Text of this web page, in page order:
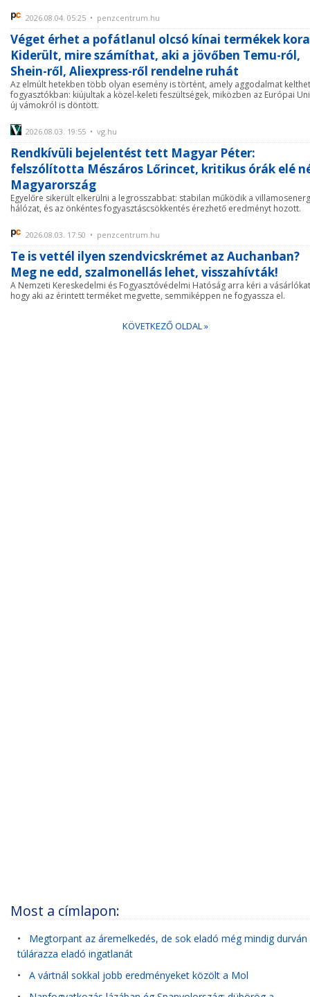
2026.08.04. 05:25 • penzcentrum.hu
Véget érhet a pofátlanul olcsó kínai termékek
Kiderült, mire számíthat, aki a jövőben Temu-ról,
Shein-ről, Aliexpress-ről rendelne ruhát
Az elmúlt hetekben több olyan esemény is történt, amely aggodalmat
fogyasztókban: kiújultak a közel-keleti feszültségek, miközben az Európai
új vámokról is döntött.
2026.08.03. 19:55 • vg.hu
Rendkívüli bejelentést tett Magyar Péter:
felszólította Mészáros Lőrincet, kritikus órák elé
Magyarország
Egyelőre sikerült elkerülni a legrosszabbat: stabilan működik a
hálózat, és az önkéntes fogyasztáscsökkentés érezhető eredményt hozott.
2026.08.03. 17:50 • penzcentrum.hu
Te is vettél ilyen szendvicskrémet az Auchanban?
Meg ne edd, szalmonellás lehet, visszahívták!
A Nemzeti Kereskedelmi és Fogyasztóvédelmi Hatóság arra kéri a
hogy aki az érintett terméket megvette, semmiképpen ne fogyassza el.
KÖVETKEZŐ OLDAL »
Most a címlapon:
• Megtorpant az áremelkedés, de sok eladó még mindig durván
túlárazza eladó ingatlanát
• A vártnál sokkal jobb eredményeket közölt a Mol